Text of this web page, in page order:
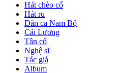
Hát chèo cổ
Hát ru
Dân ca Nam Bộ
Cải Lương
Tân cổ
Nghệ sĩ
Tác giả
Album